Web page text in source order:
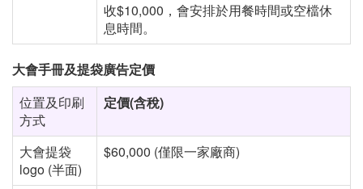
收$10,000，會安排於用餐時間或空檔休
息時間。
大會手冊及提袋廣告定價
位置及印刷
方式
定價(含稅)
大會提袋
logo (半面)
$60,000 (僅限一家廠商)